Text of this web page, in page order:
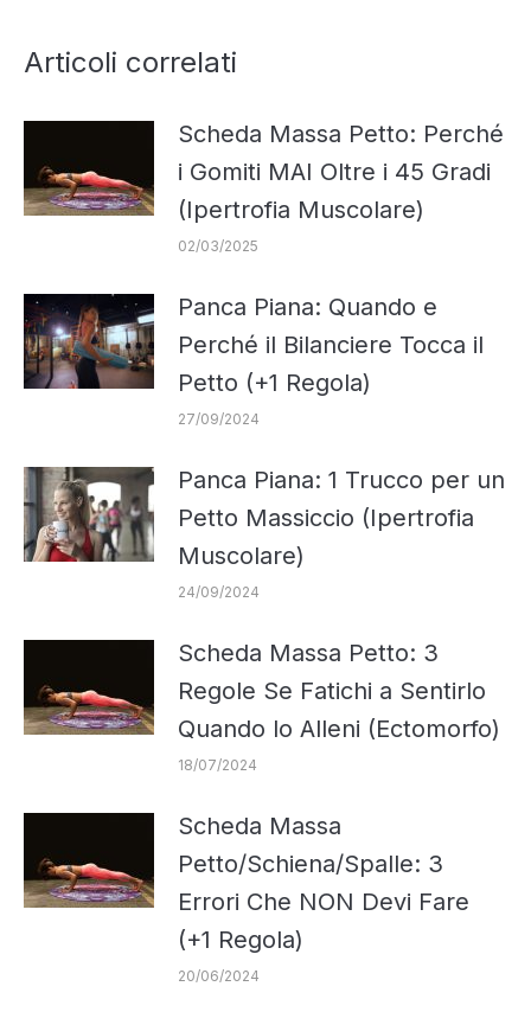
Articoli correlati
Scheda Massa Petto: Perché
i Gomiti MAI Oltre i 45 Gradi
(Ipertrofia Muscolare)
02/03/2025
Panca Piana: Quando e
Perché il Bilanciere Tocca il
Petto (+1 Regola)
27/09/2024
Panca Piana: 1 Trucco per un
Petto Massiccio (Ipertrofia
Muscolare)
24/09/2024
Scheda Massa Petto: 3
Regole Se Fatichi a Sentirlo
Quando lo Alleni (Ectomorfo)
18/07/2024
Scheda Massa
Petto/Schiena/Spalle: 3
Errori Che NON Devi Fare
(+1 Regola)
20/06/2024